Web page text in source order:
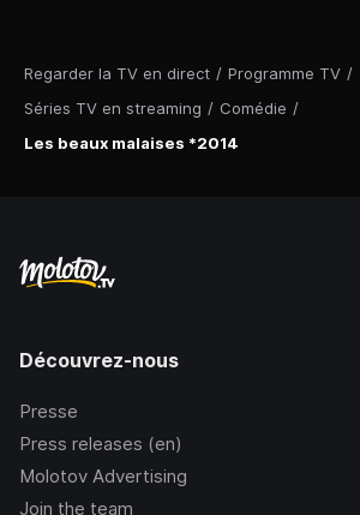
Regarder la TV en direct / Programme TV /
Séries TV en streaming / Comédie /
Les beaux malaises *2014
Découvrez-nous
Presse
Press releases (en)
Molotov Advertising
Join the team